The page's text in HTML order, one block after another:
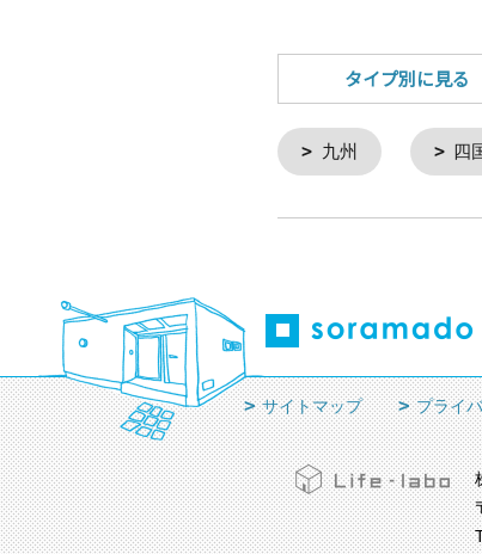
タイプ別に見る
九州 四
サイトマップ プライ